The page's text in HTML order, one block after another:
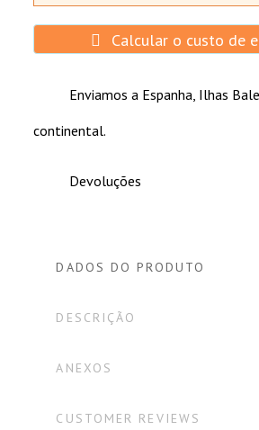
Calcular o custo de
Enviamos a Espanha, Ilhas
continental.
Devoluções
DADOS DO PRODUTO
DESCRIÇÃO
ANEXOS
CUSTOMER REVIEWS
Alarmes de incêndio e
Equipamento de
outros equipamentos de
Robôs, equipamento de
centrais e subestações de
Iluminação pública.
Estações de bombagem de